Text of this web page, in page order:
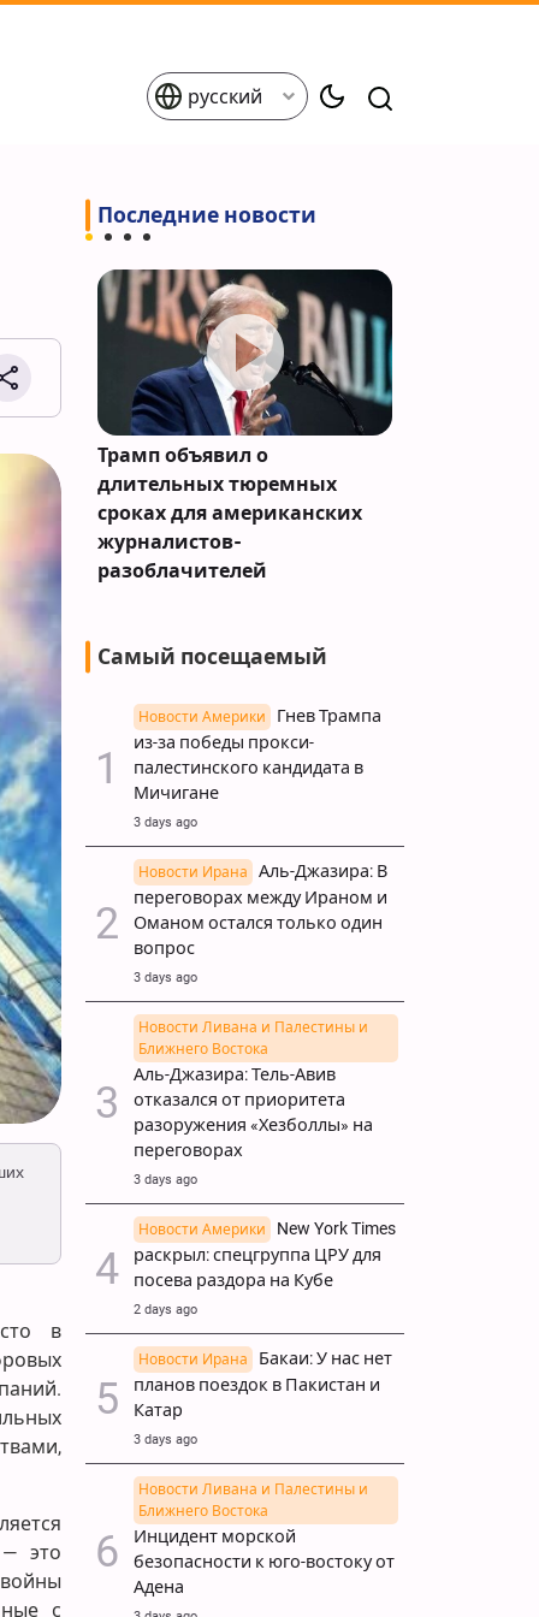
русский
в
— это
с
Последние новости
удар
Трамп объявил о
длительных тюремных
сроках для американских
журналистов-
разоблачителей
Самый посещаемый
Новости Америки
Гнев Трампа
из-за победы прокси-
палестинского кандидата в
Мичигане
3 days ago
Новости Ирана
Аль-Джазира: В
переговорах между Ираном и
Оманом остался только один
вопрос
3 days ago
Новости Ливана и Палестины и
Ближнего Востока
Аль-Джазира: Тель-Авив
отказался от приоритета
разоружения «Хезболлы» на
переговорах
3 days ago
Новости Америки
New York Times
раскрыл: спецгруппа ЦРУ для
посева раздора на Кубе
2 days ago
Новости Ирана
Бакаи: У нас нет
планов поездок в Пакистан и
Катар
3 days ago
Новости Ливана и Палестины и
Ближнего Востока
Инцидент морской
безопасности к юго-востоку от
Адена